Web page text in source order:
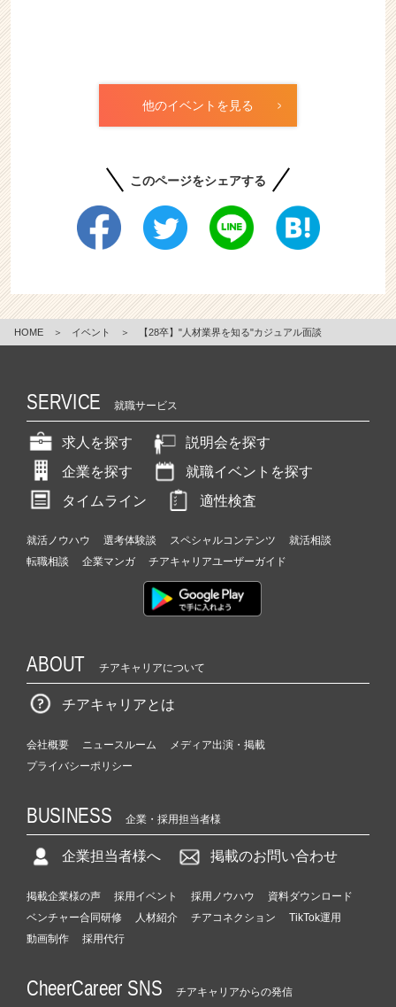
他のイベントを見る
このページをシェアする
HOME ＞ イベント ＞ 【28卒】"人材業界を知る"カジュアル面談
SERVICE 就職サービス
求人を探す
説明会を探す
企業を探す
就職イベントを探す
タイムライン
適性検査
就活ノウハウ 選考体験談 スペシャルコンテンツ
就活相談
転職相談
企業マンガ チアキャリアユーザーガイド
ABOUT チアキャリアについて
チアキャリアとは
会社概要 ニュースルーム
メディア出演・掲載
プライバシーポリシー
BUSINESS 企業・採用担当者様
企業担当者様へ 掲載のお問い合わせ
掲載企業様の声 採用イベント 採用ノウハウ
資料ダウンロード
ベンチャー合同研修
人材紹介 チアコネクション
TikTok運用
動画制作
採用代行
CheerCareer SNS チアキャリアからの発信